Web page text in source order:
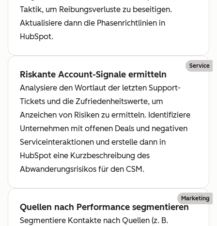
Taktik, um Reibungsverluste zu beseitigen.
Aktualisiere dann die Phasenrichtlinien in
HubSpot.
Service
Riskante Account-Signale ermitteln
Analysiere den Wortlaut der letzten Support-
Tickets und die Zufriedenheitswerte, um
Anzeichen von Risiken zu ermitteln. Identifiziere
Unternehmen mit offenen Deals und negativen
Serviceinteraktionen und erstelle dann in
HubSpot eine Kurzbeschreibung des
Abwanderungsrisikos für den CSM.
Marketing
Quellen nach Performance segmentieren
Segmentiere Kontakte nach Quellen (z. B.